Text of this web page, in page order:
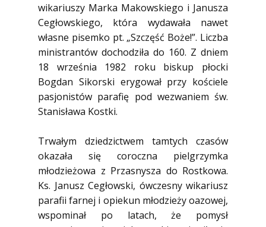
wikariuszy Marka Makowskiego i Janusza
Cegłowskiego, która wydawała nawet
własne pisemko pt. „Szczęść Boże!”. Liczba
ministrantów dochodziła do 160. Z dniem
18 września 1982 roku biskup płocki
Bogdan Sikorski erygował przy kościele
pasjonistów parafię pod wezwaniem św.
Stanisława Kostki.
Trwałym dziedzictwem tamtych czasów
okazała się coroczna pielgrzymka
młodzieżowa z Przasnysza do Rostkowa.
Ks. Janusz Cegłowski, ówczesny wikariusz
parafii farnej i opiekun młodzieży oazowej,
wspominał po latach, że pomysł